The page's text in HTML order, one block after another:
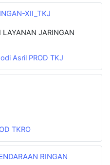
XII_TKJ
LAYANAN JARINGAN
Asril PROD TKJ
TKRO
RINGAN